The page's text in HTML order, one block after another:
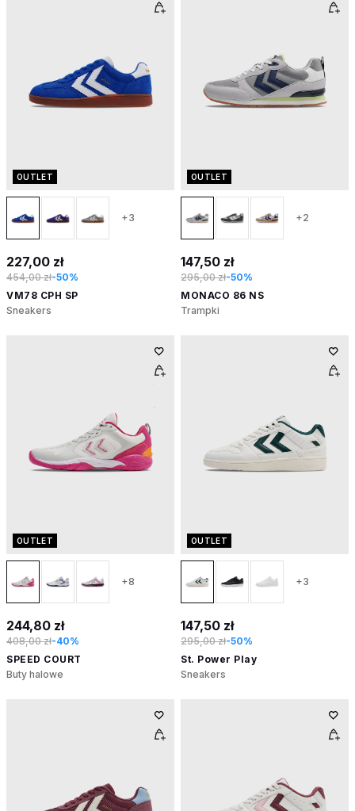
OUTLET
+3
227,00 zł
454,00 zł-50%
VM78 CPH SP
Sneakers
OUTLET
+2
147,50 zł
295,00 zł-50%
MONACO 86 NS
Trampki
OUTLET
+8
244,80 zł
408,00 zł-40%
SPEED COURT
Buty halowe
OUTLET
+3
147,50 zł
295,00 zł-50%
St. Power Play
Sneakers